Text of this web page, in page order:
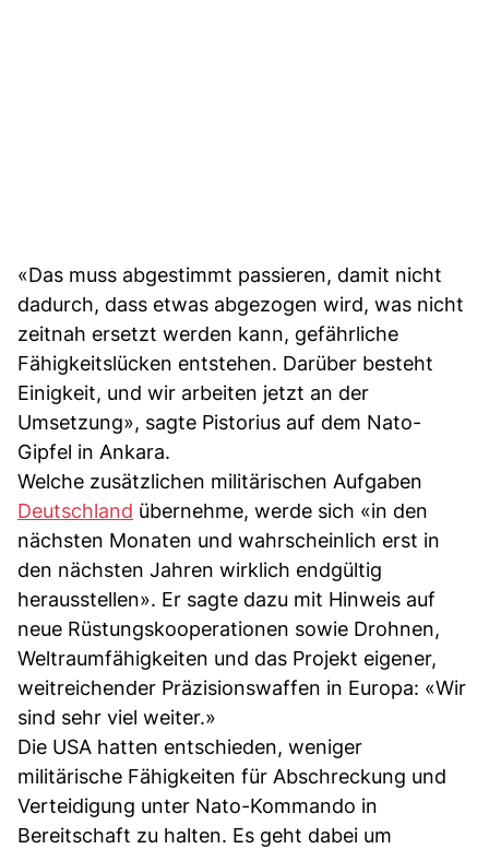
«Das muss abgestimmt passieren, damit nicht
dadurch, dass etwas abgezogen wird, was nicht
zeitnah ersetzt werden kann, gefährliche
Fähigkeitslücken entstehen. Darüber besteht
Einigkeit, und wir arbeiten jetzt an der
Umsetzung», sagte Pistorius auf dem Nato-
Gipfel in Ankara.
Welche zusätzlichen militärischen Aufgaben
Deutschland übernehme, werde sich «in den
nächsten Monaten und wahrscheinlich erst in
den nächsten Jahren wirklich endgültig
herausstellen». Er sagte dazu mit Hinweis auf
neue Rüstungskooperationen sowie Drohnen,
Weltraumfähigkeiten und das Projekt eigener,
weitreichender Präzisionswaffen in Europa: «Wir
sind sehr viel weiter.»
Die USA hatten entschieden, weniger
militärische Fähigkeiten für Abschreckung und
Verteidigung unter Nato-Kommando in
Bereitschaft zu halten. Es geht dabei um